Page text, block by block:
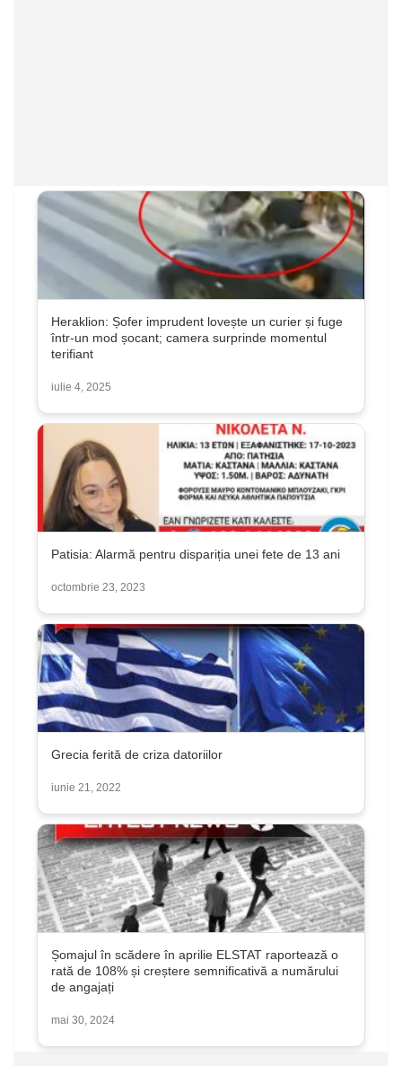
Heraklion: Șofer imprudent lovește un curier și fuge
într-un mod șocant; camera surprinde momentul
terifiant
iulie 4, 2025
Patisia: Alarmă pentru dispariția unei fete de 13 ani
octombrie 23, 2023
Grecia ferită de criza datoriilor
iunie 21, 2022
Șomajul în scădere în aprilie ELSTAT raportează o
rată de 108% și creștere semnificativă a numărului
de angajați
mai 30, 2024